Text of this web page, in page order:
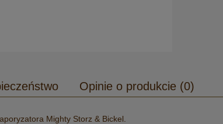
Opinie o produkcie (0)
Mighty Storz & Bickel.